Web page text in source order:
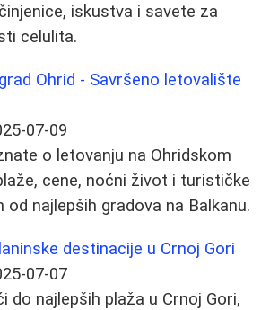
iskustva i savete za
celulita.
Ohrid - Savršeno letovalište
07-09
o letovanju na Ohridskom
cene, noćni život i turističke
od najlepših gradova na Balkanu.
destinacije u Crnoj Gori
07-07
do najlepših plaža u Crnoj Gori,